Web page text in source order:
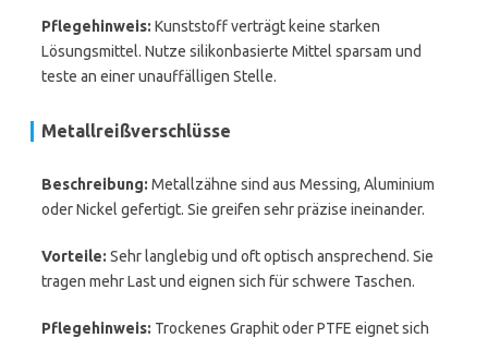
Pflegehinweis: Kunststoff verträgt keine starken
Lösungsmittel. Nutze silikonbasierte Mittel sparsam und
teste an einer unauffälligen Stelle.
Metallreißverschlüsse
Beschreibung: Metallzähne sind aus Messing, Aluminium
oder Nickel gefertigt. Sie greifen sehr präzise ineinander.
Vorteile: Sehr langlebig und oft optisch ansprechend. Sie
tragen mehr Last und eignen sich für schwere Taschen.
Pflegehinweis: Trockenes Graphit oder PTFE eignet sich